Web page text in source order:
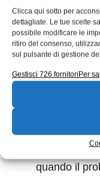
Clicca qui sotto per
dettagliate. Le tue scelte
possibile modificare le
ritiro del consenso,
sul pulsante di gestione
Gestisci 726 fornitoriPer
una
meccanico
variazioni
Tempi e
richiede
dei calcoli.
ed efficiente
quando il